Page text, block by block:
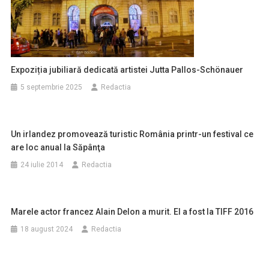
Expoziția jubiliară dedicată artistei Jutta Pallos-Schönauer
5 septembrie 2025 Redactia
Un irlandez promovează turistic România printr-un festival ce
are loc anual la Săpânţa
24 iulie 2014 Redactia
Marele actor francez Alain Delon a murit. El a fost la TIFF 2016
18 august 2024 Redactia